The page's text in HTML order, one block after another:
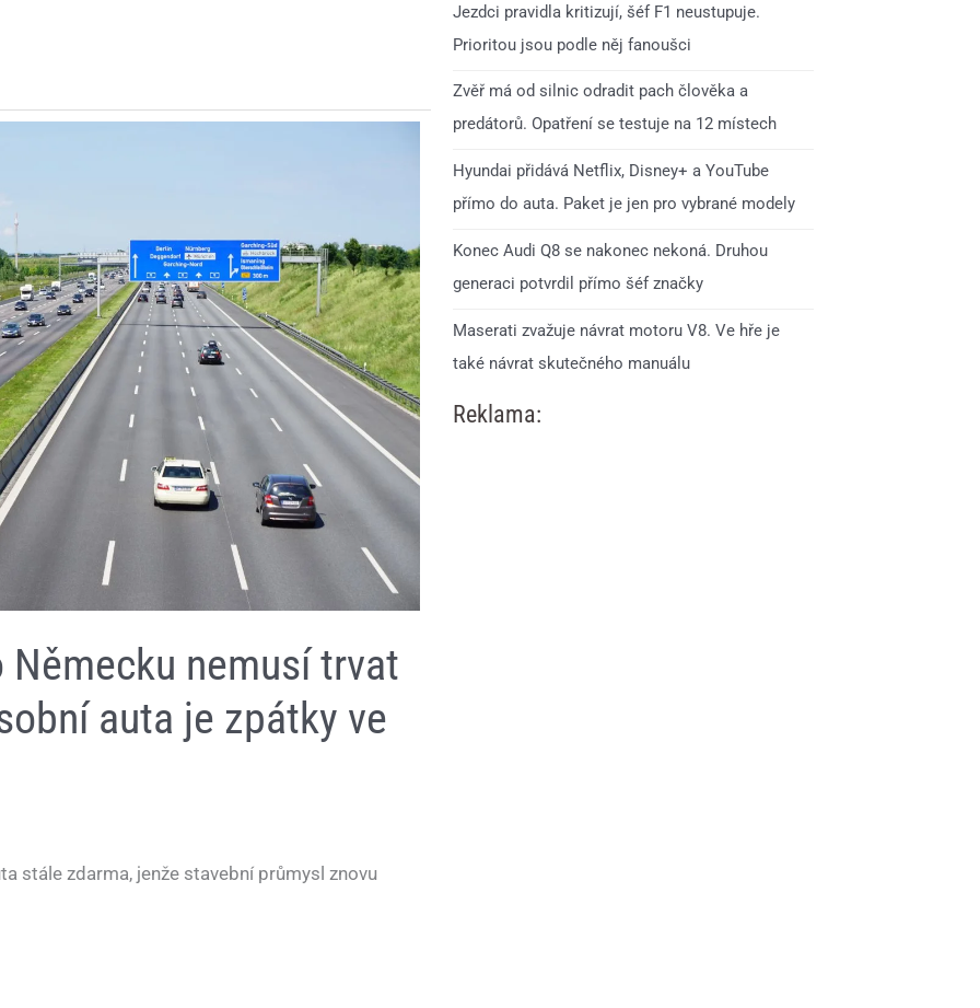
nemusí trvat
auta je zpátky ve
stále zdarma, jenže stavební průmysl znovu
Jezdci pravidla kritizují, šéf F1 neustupuje.
Prioritou jsou podle něj fanoušci
Zvěř má od silnic odradit pach člověka a
predátorů. Opatření se testuje na 12 místech
Hyundai přidává Netflix, Disney+ a YouTube
přímo do auta. Paket je jen pro vybrané modely
Konec Audi Q8 se nakonec nekoná. Druhou
generaci potvrdil přímo šéf značky
Maserati zvažuje návrat motoru V8. Ve hře je
také návrat skutečného manuálu
Reklama: